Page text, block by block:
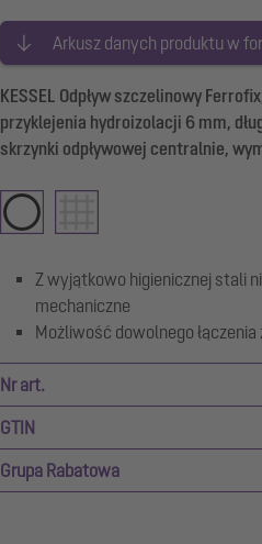
Arkusz danych produktu w
KESSEL Odpływ szczelinowy
przyklejenia hydroizolacji 6 mm,
skrzynki odpływowej centralnie,
Z wyjątkowo higienicznej stali
mechaniczne
Możliwość dowolnego
Nr art.
GTIN
Grupa Rabatowa